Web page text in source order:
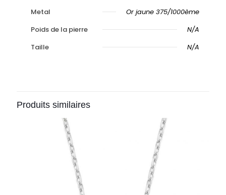
Metal
Or jaune 375/1000ème
Poids de la pierre
N/A
Taille
N/A
Produits similaires